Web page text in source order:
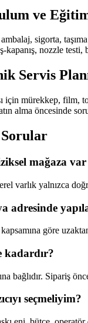
ve
sigorta,
kapanış, nozzle
Servis
için mürekkep, film,
alma öncesinde
Sorular
mağaza var
varlık yalnızca
adresinde
göre
kadardır?
bağlıdır. Sipariş
seçmeliyim?